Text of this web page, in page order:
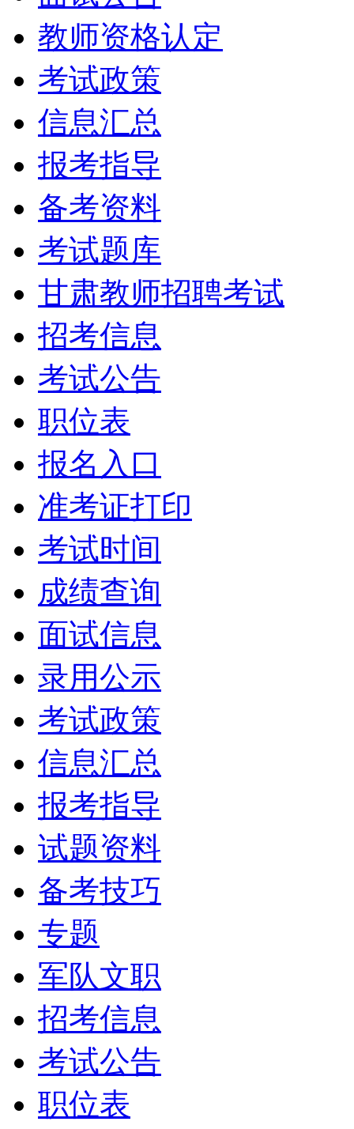
教师资格认定
考试政策
信息汇总
报考指导
备考资料
考试题库
甘肃教师招聘考试
招考信息
考试公告
职位表
报名入口
准考证打印
考试时间
成绩查询
面试信息
录用公示
考试政策
信息汇总
报考指导
试题资料
备考技巧
专题
军队文职
招考信息
考试公告
职位表